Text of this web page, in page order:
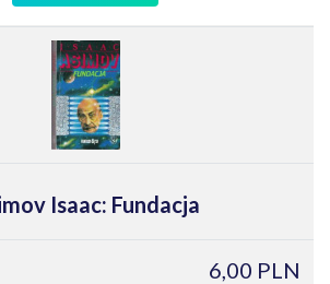
Isaac: Fundacja
6,00 PLN